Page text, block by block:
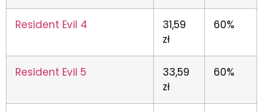
Resident Evil 4
31,59
zł
60%
Resident Evil 5
33,59
zł
60%